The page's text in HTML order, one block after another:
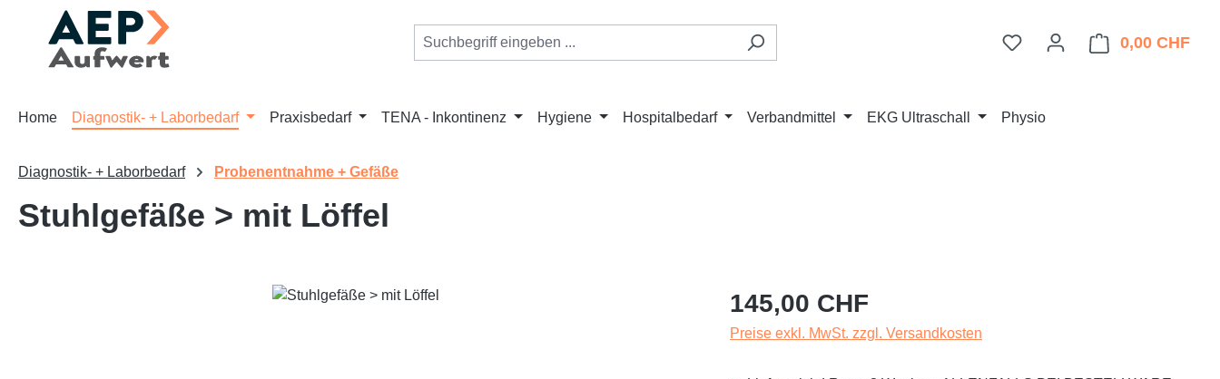
Hauptinhalt springen
Zur Suche springen
Zur Hauptnavigation springen
Du hast 0 Produkte auf dem
0,00 CHF
Home Diagnostik- + Laborbedarf Praxisbedarf TENA - Inkontinenz Hygiene Hospitalbedarf Verbandmittel EKG Ultraschall Physio
Diagnostik- + Laborbedarf Probenentnahme + Gefäße
Stuhlgefäße > mit Löffel
Regulärer Preis:
145,00 CHF
Preise exkl. MwSt. zzgl. Versandkosten